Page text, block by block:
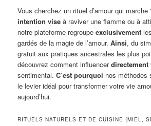
Vous cherchez un rituel d’amour qui
intention vise à raviver une flamme ou à
notre plateforme regroupeexclusivement
gardés de la magie de l’amour.Ainsi, du
gratuit aux pratiques ancestrales les plus
découvrez comment influencerdirectement
sentimental.C’est pourquoi nos méthodes
le levier idéal pour transformer votre vie
aujourd’hui.
RITUELS NATURELS ET DE CUISINE (MIEL,